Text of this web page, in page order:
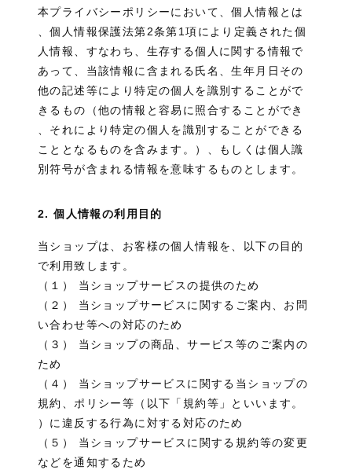
本プライバシーポリシーにおいて、個人情報とは
、個人情報保護法第2条第1項により定義された個
人情報、すなわち、生存する個人に関する情報で
あって、当該情報に含まれる氏名、生年月日その
他の記述等により特定の個人を識別することがで
きるもの（他の情報と容易に照合することができ
、それにより特定の個人を識別することができる
こととなるものを含みます。）、もしくは個人識
別符号が含まれる情報を意味するものとします。
2. 個人情報の利用目的
当ショップは、お客様の個人情報を、以下の目的
で利用致します。
（１） 当ショップサービスの提供のため
（２） 当ショップサービスに関するご案内、お問
い合わせ等への対応のため
（３） 当ショップの商品、サービス等のご案内の
ため
（４） 当ショップサービスに関する当ショップの
規約、ポリシー等（以下「規約等」といいます。
）に違反する行為に対する対応のため
（５） 当ショップサービスに関する規約等の変更
などを通知するため